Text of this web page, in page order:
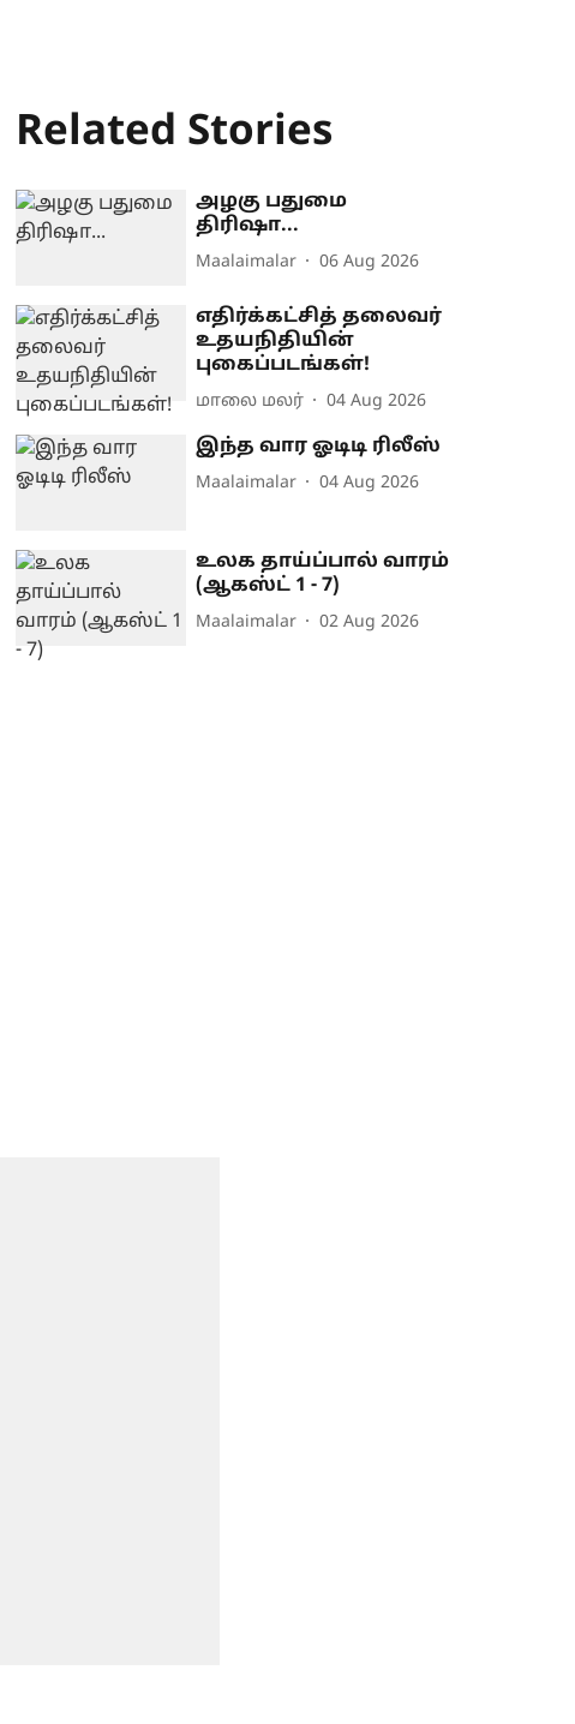
Related Stories
அழகு பதுமை
திரிஷா...
Maalaimalar 06 Aug 2026
எதிர்க்கட்சித் தலைவர்
உதயநிதியின்
புகைப்படங்கள்!
மாலை மலர் 04 Aug 2026
இந்த வார ஓடிடி ரிலீஸ்
Maalaimalar 04 Aug 2026
உலக தாய்ப்பால் வாரம்
(ஆகஸ்ட் 1 - 7)
Maalaimalar 02 Aug 2026